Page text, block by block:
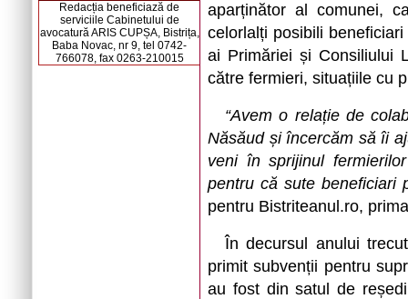
Redacția beneficiază de
serviciile Cabinetului de
avocatură ARIS CUPȘA, Bistrița,
Baba Novac, nr 9, tel 0742-
766078, fax 0263-210015
aparținător al comunei,
celorlalți posibili
ai Primăriei și Consiliului
către fermieri, situațiile cu
“Avem o relație de
Năsăud și încercăm să îi
veni în sprijinul
pentru că sute beneficiari
pentru Bistriteanul.ro,
În decursul anului
primit subvenții pentru
au fost din satul de